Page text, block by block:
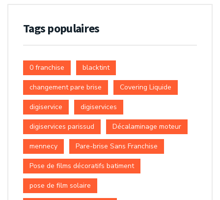
Tags populaires
0 franchise blacktint
changement pare brise Covering Liquide
digiservice digiservices
digiservices parissud Décalaminage moteur
mennecy Pare-brise Sans Franchise
Pose de films décoratifs batiment
pose de film solaire